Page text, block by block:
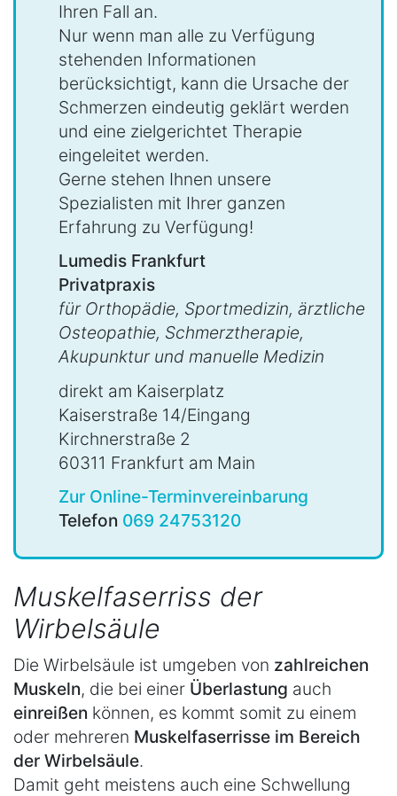
Ihren Fall an.
Nur wenn man alle zu Verfügung
stehenden Informationen
berücksichtigt, kann die Ursache der
Schmerzen eindeutig geklärt werden
und eine zielgerichtet Therapie
eingeleitet werden.
Gerne stehen Ihnen unsere
Spezialisten mit Ihrer ganzen
Erfahrung zu Verfügung!
Lumedis Frankfurt
Privatpraxis
für Orthopädie, Sportmedizin, ärztliche
Osteopathie, Schmerztherapie,
Akupunktur und manuelle Medizin
direkt am Kaiserplatz
Kaiserstraße 14/Eingang
Kirchnerstraße 2
60311 Frankfurt am Main
Zur Online-Terminvereinbarung
Telefon 069 24753120
Muskelfaserriss der
Wirbelsäule
Die Wirbelsäule ist umgeben von zahlreichen
Muskeln, die bei einer Überlastung auch
einreißen können, es kommt somit zu einem
oder mehreren Muskelfaserrisse im Bereich
der Wirbelsäule.
Damit geht meistens auch eine Schwellung